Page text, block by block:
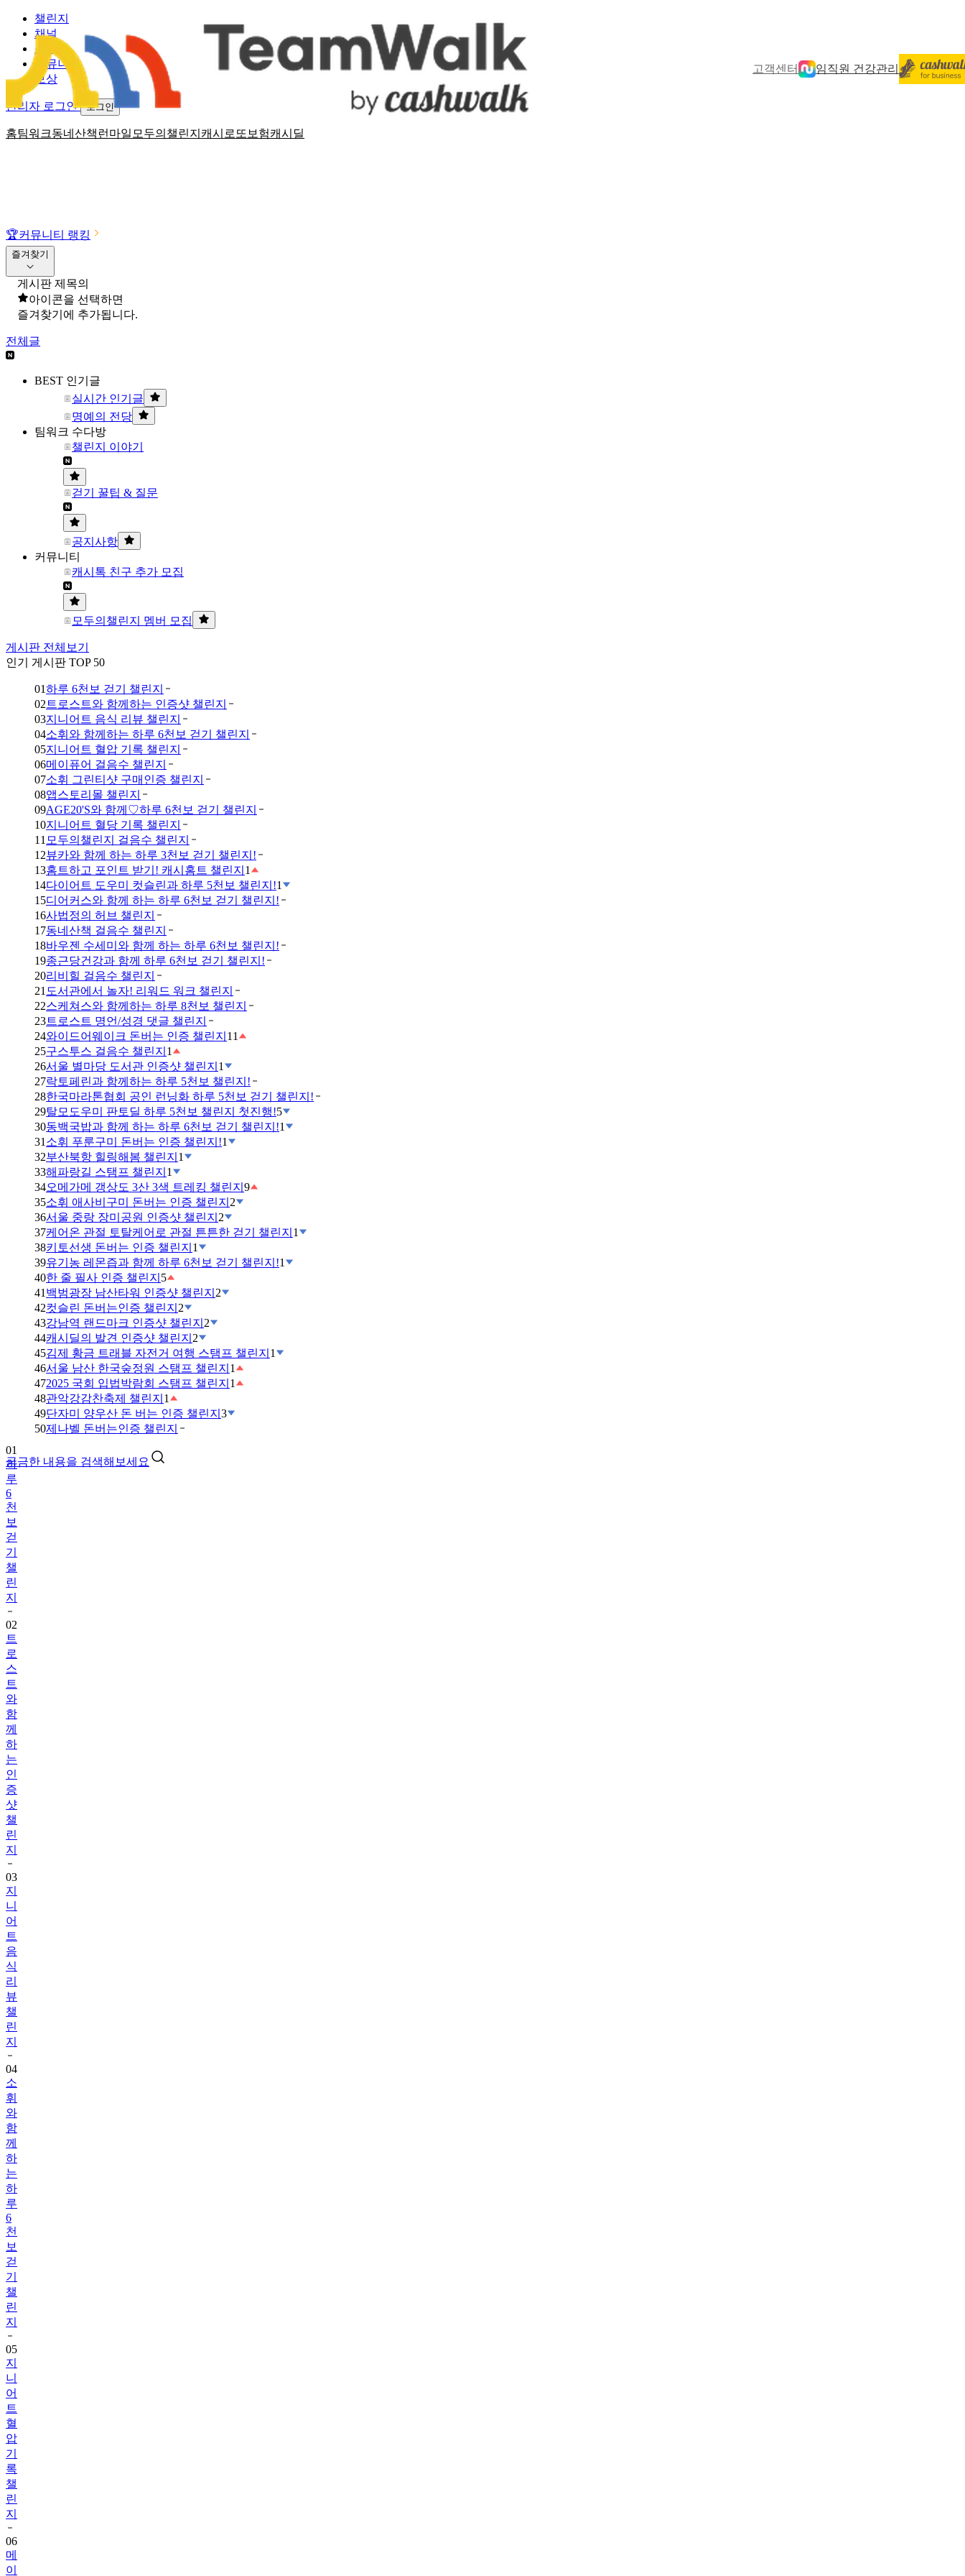
고객센터 임직원 건강관리
홈팀워크동네산책 런마일 모두의챌린지 캐시로또 보험캐시딜
챌린지
채널
소식
커뮤니티
보상
관리자 로그인 로그인
🏆커뮤니티 랭킹
즐겨찾기
게시판 제목의
아이콘을 선택하면
즐겨찾기에 추가됩니다.
전체글
BEST 인기글
실시간 인기글
명예의 전당
팀워크 수다방
챌린지 이야기
걷기 꿀팁 & 질문
공지사항
커뮤니티
캐시톡 친구 추가 모집
모두의챌린지 멤버 모집
게시판 전체보기
인기 게시판 TOP 50
01하루 6천보 걷기 챌린지
02 트로스트와 함께하는 인증샷 챌린지
03지니어트 음식 리뷰 챌린지
04소휘와 함께하는 하루 6천보 걷기 챌린지
05지니어트 혈압 기록 챌린지
06메이퓨어 걸음수 챌린지
07소휘 그린티샷 구매인증 챌린지
08앱스토리몰 챌린지
09AGE20'S와 함께♡하루 6천보 걷기 챌린지
10지니어트 혈당 기록 챌린지
11 모두의챌린지 걸음수 챌린지
12뷰카와 함께 하는 하루 3천보 걷기 챌린지!
13홈트하고 포인트 받기! 캐시홈트 챌린지 1
14다이어트 도우미 컷슬린과 하루 5천보 챌린지!1
15디어커스와 함께 하는 하루 6천보 걷기 챌린지!
16사법정의 허브 챌린지
17동네산책 걸음수 챌린지
18바우젠 수세미와 함께 하는 하루 6천보 챌린지!
19종근당건강과 함께 하루 6천보 걷기 챌린지!
20리비힐 걸음수 챌린지
21 도서관에서 놀자! 리워드 워크 챌린지
22스케쳐스와 함께하는 하루 8천보 챌린지
23트로스트 명언/성경 댓글 챌린지
24와이드어웨이크 돈버는 인증 챌린지 11
25구스투스 걸음수 챌린지 1
26서울 별마당 도서관 인증샷 챌린지 1
27락토페린과 함께하는 하루 5천보 챌린지!
28한국마라톤협회 공인 런닝화 하루 5천보 걷기 챌린지!
29탈모도우미 판토딜 하루 5천보 챌린지 첫진행!5
30동백국밥과 함께 하는 하루 6천보 걷기 챌린지!1
31 소휘 푸룬구미 돈버는 인증 챌린지!1
32부산북항 힐링해봄 챌린지 1
33해파랑길 스탬프 챌린지 1
34오메가메 갱상도 3산 3색 트레킹 챌린지 9
35소휘 애사비구미 돈버는 인증 챌린지 2
36서울 중랑 장미공원 인증샷 챌린지 2
37케어온 관절 토탈케어로 관절 튼튼한 걷기 챌린지 1
38키토선생 돈버는 인증 챌린지 1
39유기농 레몬즙과 함께 하루 6천보 걷기 챌린지!1
40한 줄 필사 인증 챌린지 5
41 백범광장 남산타워 인증샷 챌린지 2
42컷슬린 돈버는인증 챌린지 2
43강남역 랜드마크 인증샷 챌린지 2
44캐시딜의 발견 인증샷 챌린지 2
45김제 황금 트래블 자전거 여행 스탬프 챌린지 1
46서울 남산 한국숲정원 스탬프 챌린지 1
472025 국회 입법박람회 스탬프 챌린지 1
48관악강감찬축제 챌린지 1
49단자미 양우산 돈 버는 인증 챌린지 3
50제나벨 돈버는인증 챌린지
궁금한 내용을 검색해보세요
루
6
천
보
걷
기
챌
린
지
02
트
로
스
트
와
함
께
하
는
인
증
샷
챌
린
지
03
지
니
어
트
음
식
리
뷰
챌
린
지
04
소
휘
와
함
께
하
는
하
루
6
천
보
걷
기
챌
린
지
05
지
니
어
트
혈
압
기
록
챌
린
지
06
메
이
퓨